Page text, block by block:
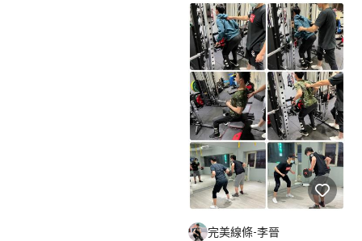
健身課程
完美線條-李晉